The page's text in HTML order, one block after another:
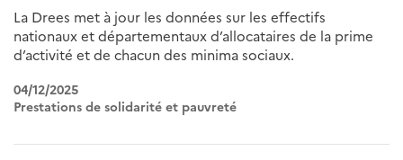
La Drees met à jour les données sur les effectifs
nationaux et départementaux d’allocataires de la prime
d’activité et de chacun des minima sociaux.
04/12/2025
Prestations de solidarité et pauvreté